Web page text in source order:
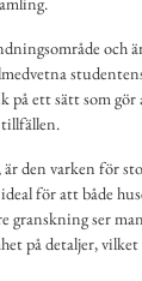
och
ett sätt som gör
tillfällen.
den varken för
för att både
granskning ser
på detaljer,